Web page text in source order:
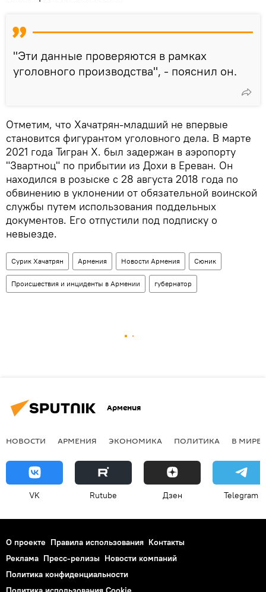
"Эти данные проверяются в рамках
уголовного производства", - пояснил он.
Отметим, что Хачатрян-младший не впервые
становится фигурантом уголовного дела. В марте
2021 года Тигран Х. был задержан в аэропорту
"Звартноц" по прибытии из Дохи в Ереван. Он
находился в розыске с 28 августа 2018 года по
обвинению в уклонении от обязательной воинской
службы путем использования поддельных
документов. Его отпустили под подписку о
невыезде.
Сурик Хачатрян Армения Новости Армения Сюник
Происшествия и инциденты в Армении губернатор
Армения
НОВОСТИ АРМЕНИЯ ЭКОНОМИКА ПОЛИТИКА В МИРЕ
VK Rutube Дзен Telegram
О проекте Правила использования Контакты
Реклама Пресс-релизы Новости компаний
Политика конфиденциальности